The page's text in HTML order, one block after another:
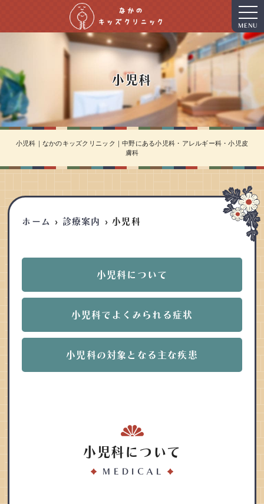
MENU
小児科
小児科｜なかのキッズクリニック｜中野にある小児科・アレルギー科・小児皮
膚科
ホーム 診療案内 小児科
小児科について
小児科でよくみられる症状
小児科の対象となる主な疾患
小児科について
MEDICAL